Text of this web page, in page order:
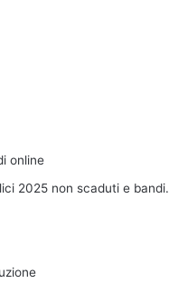
online
2025 non scaduti e bandi.